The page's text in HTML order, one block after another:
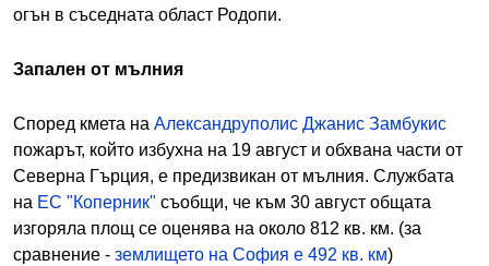
огън в съседната област Родопи.
Запален от мълния
Според кмета на Александруполис Джанис Замбукис
пожарът, който избухна на 19 август и обхвана части от
Северна Гърция, е предизвикан от мълния. Службата
на ЕС "Коперник" съобщи, че към 30 август общата
изгоряла площ се оценява на около 812 кв. км. (за
сравнение - землището на София е 492 кв. км)